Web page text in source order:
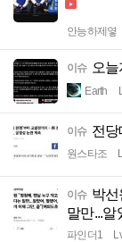
안능하제옇
이슈 오
Earth
이슈 전
원스타조
이슈 박선
말만...알
파인더1